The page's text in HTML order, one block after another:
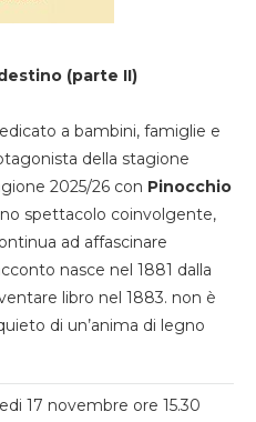
(parte II)
a bambini, famiglie e
della stagione
2025/26 con Pinocchio
spettacolo coinvolgente,
ad affascinare
nasce nel 1881 dalla
libro nel 1883. non è
di un’anima di legno
17 novembre ore 15.30